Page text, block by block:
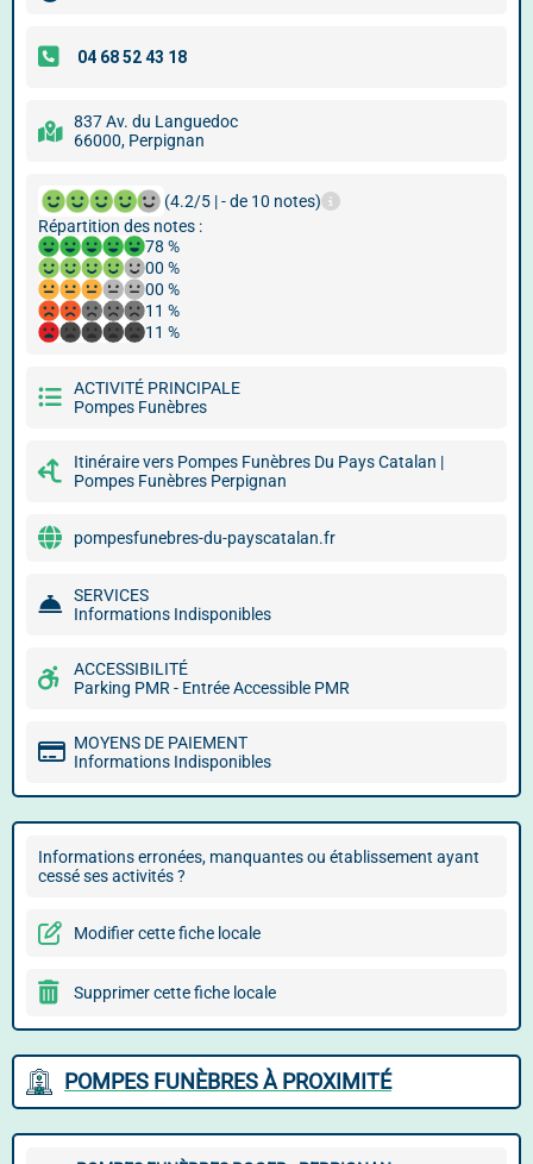
837 Av. du Languedoc
66000, Perpignan
(4.2/5 | - de 10 notes)
Répartition des notes :
78 %
00 %
00 %
11 %
11 %
ACTIVITÉ PRINCIPALE
Pompes Funèbres
Itinéraire vers Pompes Funèbres Du Pays Catalan |
Pompes Funèbres Perpignan
pompesfunebres-du-payscatalan.fr
SERVICES
Informations Indisponibles
ACCESSIBILITÉ
Parking PMR - Entrée Accessible PMR
MOYENS DE PAIEMENT
Informations Indisponibles
Informations erronées, manquantes ou établissement ayant
cessé ses activités ?
Modifier cette fiche locale
Supprimer cette fiche locale
POMPES FUNÈBRES À PROXIMITÉ